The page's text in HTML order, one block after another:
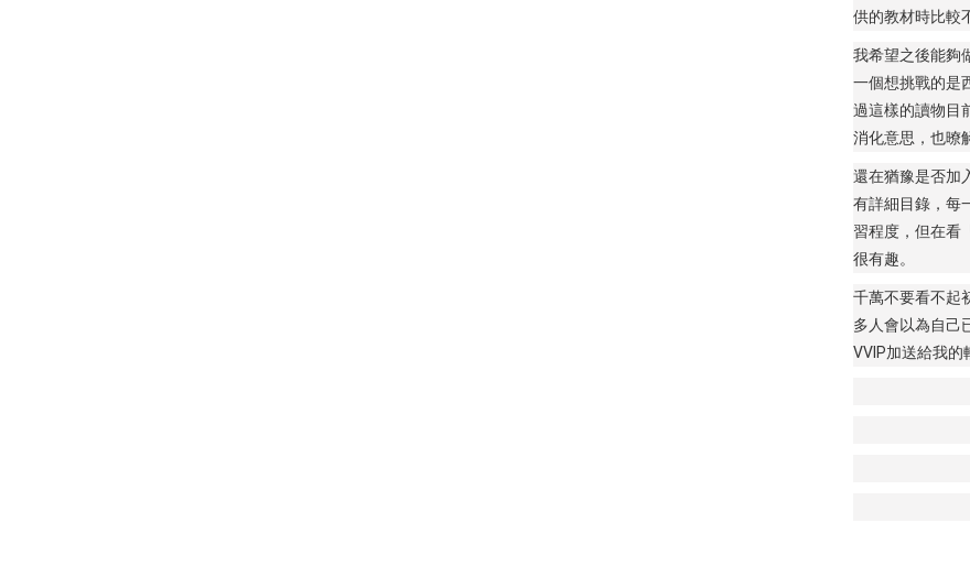
供的教材時比較
我希望之後能夠
一個想挑戰的是
過這樣的讀物目
消化意思，也暸
還在猶豫是否加
有詳細目錄，每
習程度，但在看
很有趣。
千萬不要看不起
多人會以為自己
VVIP加送給我的